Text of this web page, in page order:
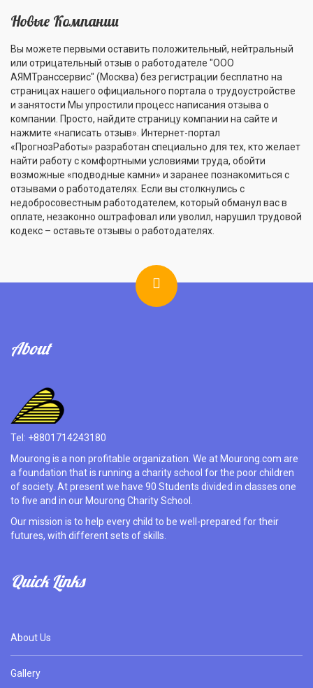
Новые Компании
Вы можете первыми оставить положительный, нейтральный
или отрицательный отзыв о работодателе "ООО
АЯМТранссервис" (Москва) без регистрации бесплатно на
страницах нашего официального портала о трудоустройстве
и занятости Мы упростили процесс написания отзыва о
компании. Просто, найдите страницу компании на сайте и
нажмите «написать отзыв». Интернет-портал
«ПрогнозРаботы» разработан специально для тех, кто желает
найти работу с комфортными условиями труда, обойти
возможные «подводные камни» и заранее познакомиться с
отзывами о работодателях. Если вы столкнулись с
недобросовестным работодателем, который обманул вас в
оплате, незаконно оштрафовал или уволил, нарушил трудовой
кодекс – оставьте отзывы о работодателях.
About
Tel: +8801714243180
Mourong is a non profitable organization. We at Mourong.com are
a foundation that is running a charity school for the poor children
of society. At present we have 90 Students divided in classes one
to five and in our Mourong Charity School.
Our mission is to help every child to be well-prepared for their
futures, with different sets of skills.
Quick Links
About Us
Gallery